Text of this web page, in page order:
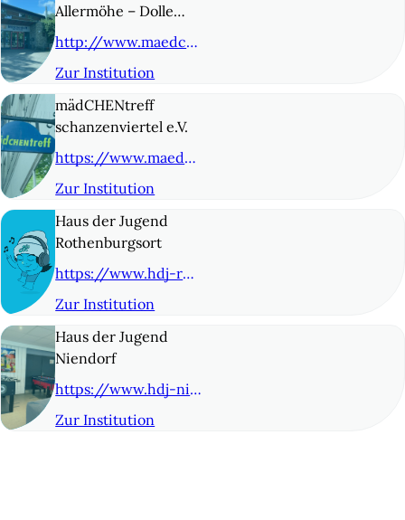
© 7
Allermöhe – Dolle
Deerns* e.V.
http://www.maedchentreff-allermoehe.de/
Zur Institution
© 8
mädCHENtreff
schanzenviertel e.V.
https://www.maedchentreff-schanze.de/
Zur Institution
© 9
Haus der Jugend
Rothenburgsort
https://www.hdj-rothenburgsort.de/
Zur Institution
Haus der Jugend
Niendorf
https://www.hdj-niendorf.de
Zur Institution